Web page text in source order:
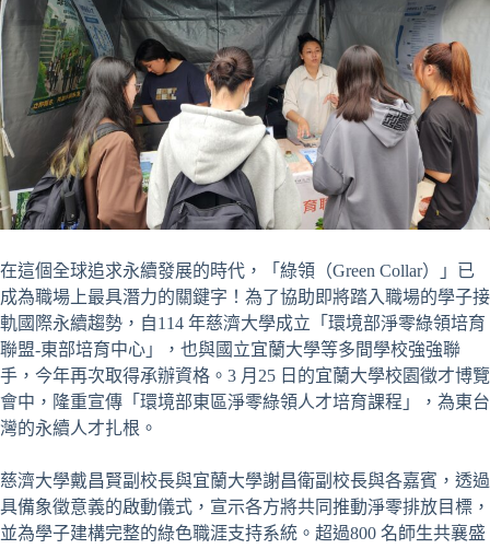
在這個全球追求永續發展的時代，「綠領（Green Collar）」已
成為職場上最具潛力的關鍵字！為了協助即將踏入職場的學子接
軌國際永續趨勢，自114 年慈濟大學成立「環境部淨零綠領培育
聯盟-東部培育中心」，也與國立宜蘭大學等多間學校強強聯
手，今年再次取得承辦資格。3 月25 日的宜蘭大學校園徵才博覽
會中，隆重宣傳「環境部東區淨零綠領人才培育課程」，為東台
灣的永續人才扎根。
慈濟大學戴昌賢副校長與宜蘭大學謝昌衛副校長與各嘉賓，透過
具備象徵意義的啟動儀式，宣示各方將共同推動淨零排放目標，
並為學子建構完整的綠色職涯支持系統。超過800 名師生共襄盛